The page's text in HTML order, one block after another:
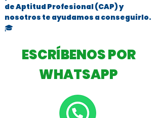
de Aptitud Profesional (CAP) y
nosotros te ayudamos a conseguirlo.
🎓
ESCRÍBENOS POR
WHATSAPP